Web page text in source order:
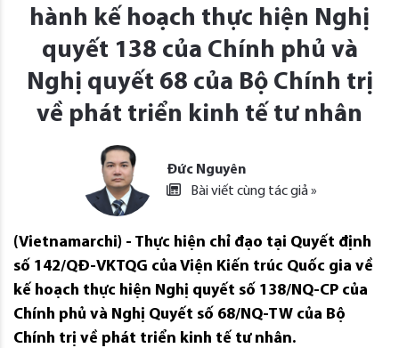
hành kế hoạch thực hiện Nghị
quyết 138 của Chính phủ và
Nghị quyết 68 của Bộ Chính trị
về phát triển kinh tế tư nhân
Đức Nguyên
Bài viết cùng tác giả »
(Vietnamarchi) - Thực hiện chỉ đạo tại Quyết định
số 142/QĐ-VKTQG của Viện Kiến trúc Quốc gia về
kế hoạch thực hiện Nghị quyết số 138/NQ-CP của
Chính phủ và Nghị Quyết số 68/NQ-TW của Bộ
Chính trị về phát triển kinh tế tư nhân.